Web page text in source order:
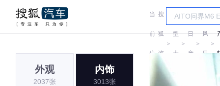
当
前
位
搜
狐
汽
车
＞
车
型
大
＞
日
产
＞
东
风
日
＞
外观
2037张
内饰
3013张